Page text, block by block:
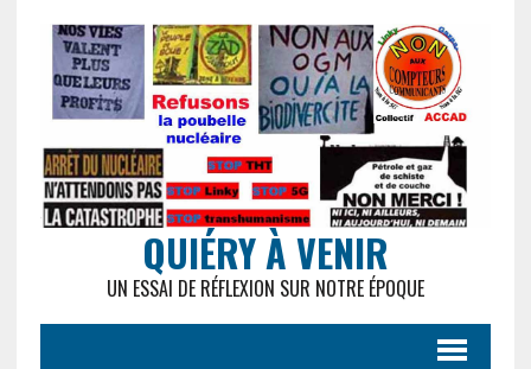
QUIÉRY À VENIR
UN ESSAI DE RÉFLEXION SUR NOTRE ÉPOQUE